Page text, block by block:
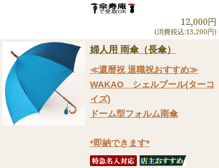
12,000円
(消費税込:13,200円)
婦人用 雨傘（長傘）
≪還暦祝 退職祝おすすめ≫
WAKAO シェルブール(ターコ
イズ)
ドーム型フォルム雨傘
*即納できます*